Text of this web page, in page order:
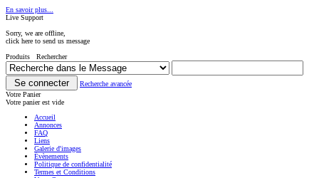
En savoir plus...
Live Support
Sorry, we are offline,
click here to send us message
Produits Rechercher
Recherche avancée
Votre Panier
Votre panier est vide
Accueil
Annonces
FAQ
Liens
Galerie d'images
Évènements
Politique de confidentialité
Termes et Conditions